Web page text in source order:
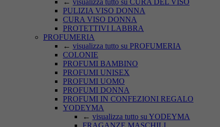
← visualizza tutto su CURA DEL VISO
PULIZIA VISO DONNA
CURA VISO DONNA
PROTETTIVI LABBRA
PROFUMERIA
← visualizza tutto su PROFUMERIA
COLONIE
PROFUMI BAMBINO
PROFUMI UNISEX
PROFUMI UOMO
PROFUMI DONNA
PROFUMI IN CONFEZIONI REGALO
YODEYMA
← visualizza tutto su YODEYMA
FRAGANZE MASCHILI